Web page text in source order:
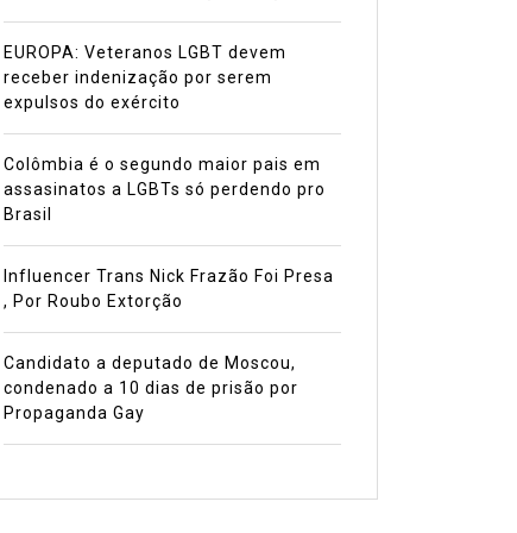
EUROPA: Veteranos LGBT devem
receber indenização por serem
expulsos do exército
Colômbia é o segundo maior pais em
assasinatos a LGBTs só perdendo pro
Brasil
Influencer Trans Nick Frazão Foi Presa
, Por Roubo Extorção
Candidato a deputado de Moscou,
condenado a 10 dias de prisão por
Propaganda Gay